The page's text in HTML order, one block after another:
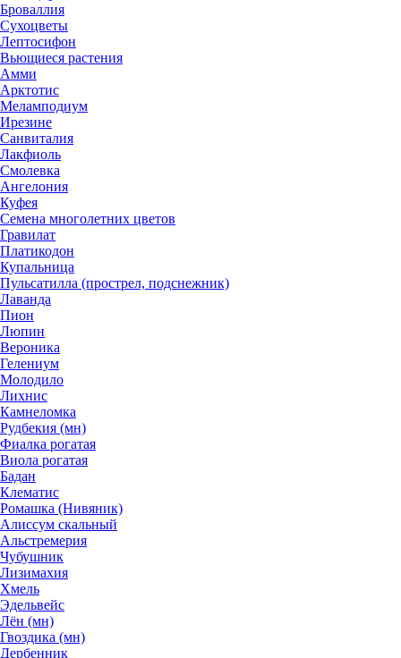
Броваллия
Сухоцветы
Лептосифон
Вьющиеся растения
Амми
Арктотис
Меламподиум
Ирезине
Санвиталия
Лакфиоль
Смолевка
Ангелония
Куфея
Семена многолетних цветов
Гравилат
Платикодон
Купальница
Пульсатилла (прострел, подснежник)
Лаванда
Пион
Люпин
Вероника
Гелениум
Молодило
Лихнис
Камнеломка
Рудбекия (мн)
Фиалка рогатая
Виола рогатая
Бадан
Клематис
Ромашка (Нивяник)
Алиссум скальный
Альстремерия
Чубушник
Лизимахия
Хмель
Эдельвейс
Лён (мн)
Гвоздика (мн)
Дербенник